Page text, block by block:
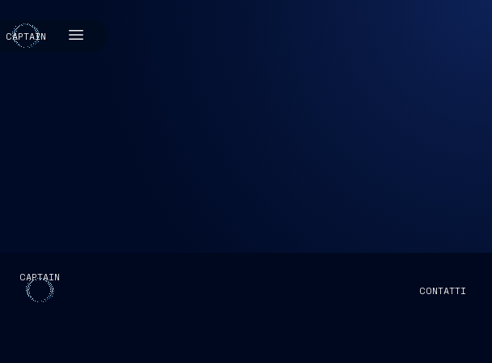
CAPTAIN
CAPTAIN
CONTATTI